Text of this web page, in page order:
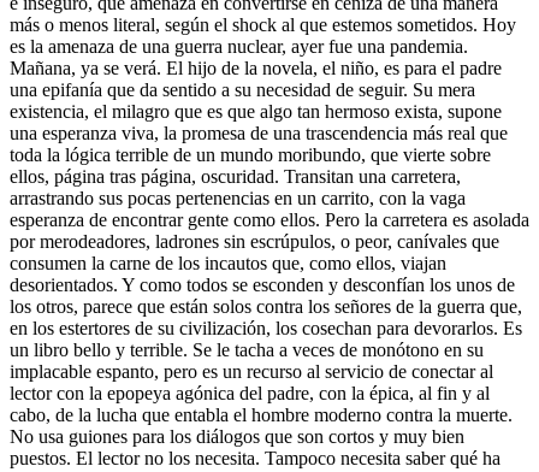
más o menos literal, según el shock al que estemos sometidos. Hoy
es la amenaza de una guerra nuclear, ayer fue una pandemia.
Mañana, ya se verá. El hijo de la novela, el niño, es para el padre
una epifanía que da sentido a su necesidad de seguir. Su mera
existencia, el milagro que es que algo tan hermoso exista, supone
una esperanza viva, la promesa de una trascendencia más real que
toda la lógica terrible de un mundo moribundo, que vierte sobre
ellos, página tras página, oscuridad. Transitan una carretera,
arrastrando sus pocas pertenencias en un carrito, con la vaga
esperanza de encontrar gente como ellos. Pero la carretera es asolada
por merodeadores, ladrones sin escrúpulos, o peor, canívales que
consumen la carne de los incautos que, como ellos, viajan
desorientados. Y como todos se esconden y desconfían los unos de
los otros, parece que están solos contra los señores de la guerra que,
en los estertores de su civilización, los cosechan para devorarlos. Es
un libro bello y terrible. Se le tacha a veces de monótono en su
implacable espanto, pero es un recurso al servicio de conectar al
lector con la epopeya agónica del padre, con la épica, al fin y al
cabo, de la lucha que entabla el hombre moderno contra la muerte.
No usa guiones para los diálogos que son cortos y muy bien
puestos. El lector no los necesita. Tampoco necesita saber qué ha